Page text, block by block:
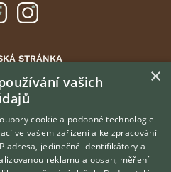
STRÁNKA
×
vašich
cookie a podobné technologie
ve vašem zařízení a ke zpracování
adresa, jedinečné identifikátory a
reklamu a obsah, měření